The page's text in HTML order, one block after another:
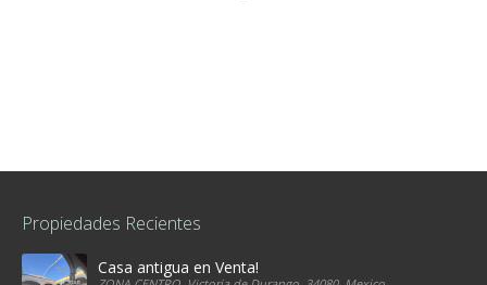
Propiedades Recientes
Casa antigua en Venta!